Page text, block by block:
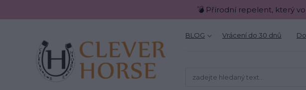
💣 Přírodní repelent, který
BLOG Vrácení do 30 dnů